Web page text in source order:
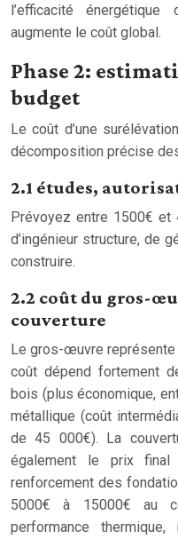
l’efficacité
augmente le coût global.
Phase 2:
budget
Le coût d’une
décomposition précise
2.1 études,
Prévoyez entre 1500€ et
d’ingénieur structure, de
construire.
2.2 coût du gros-
couverture
Le gros-œuvre représente
coût dépend fortement
bois (plus économique,
métallique (coût
de 45 000€). La
également le prix
renforcement des
5000€ à 15000€ au
performance